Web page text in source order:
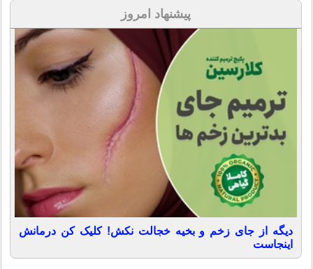
پیشنهاد امروز
دیگه از جای زخم و بخیه خجالت نکش! کلیک کن درمانش
اینجاست